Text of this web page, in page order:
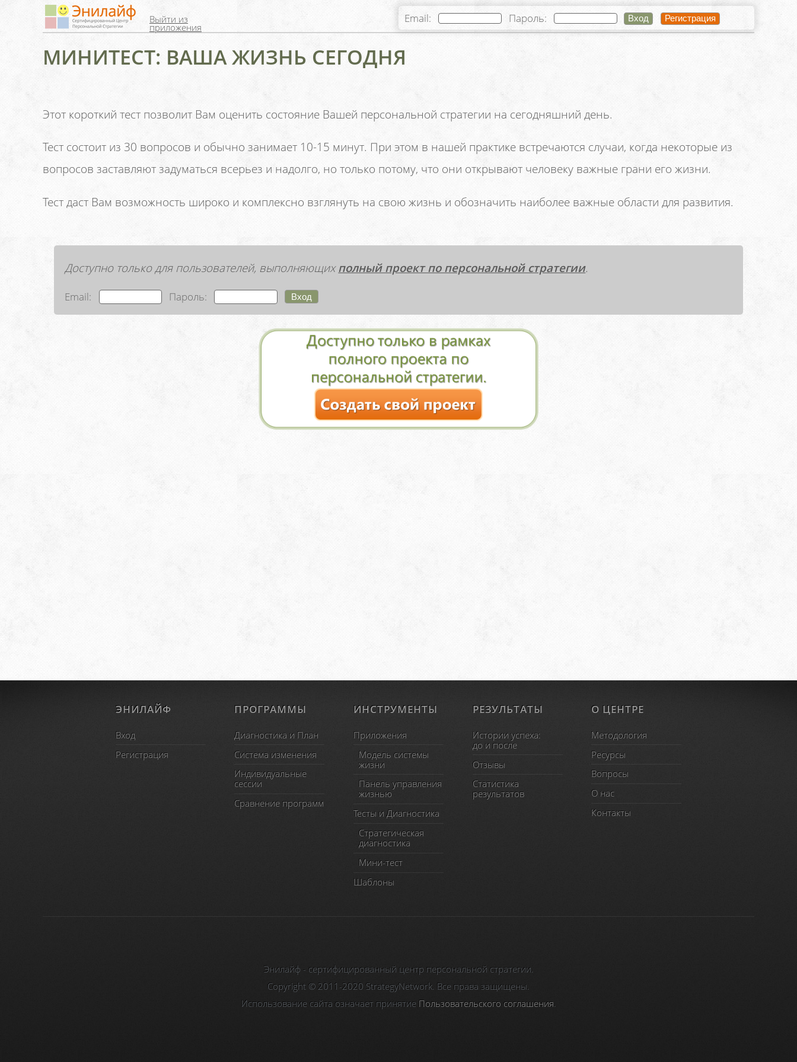
Email: Пароль:
Выйти из
приложения
МИНИТЕСТ: ВАША ЖИЗНЬ СЕГОДНЯ
Этот короткий тест позволит Вам оценить состояние Вашей персональной стратегии на сегодняшний день.
Тест состоит из 30 вопросов и обычно занимает 10-15 минут. При этом в нашей практике встречаются случаи, когда некоторые из
вопросов заставляют задуматься всерьез и надолго, но только потому, что они открывают человеку важные грани его жизни.
Тест даст Вам возможность широко и комплексно взглянуть на свою жизнь и обозначить наиболее важные области для развития.
Доступно только для пользователей, выполняющих полный проект по персональной стратегии.
Email: Пароль:
ЭНИЛАЙФ
Вход
Регистрация
ПРОГРАММЫ
Диагностика и План
Система изменения
Индивидуальные
сессии
Сравнение программ
ИНСТРУМЕНТЫ
Приложения
Модель системы
жизни
Панель управления
жизнью
Тесты и Диагностика
Стратегическая
диагностика
Мини-тест
Шаблоны
РЕЗУЛЬТАТЫ
Истории успеха:
до и после
Отзывы
Статистика
результатов
О ЦЕНТРЕ
Методология
Ресурсы
Вопросы
O нас
Контакты
Энилайф - сертифицированный центр персональной стратегии.
Copyright © 2011-2020 StrategyNetwork. Все права защищены.
Использование сайта означает принятие Пользовательского соглашения.